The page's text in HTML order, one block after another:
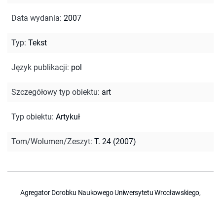
Data wydania: 2007
Typ: Tekst
Język publikacji: pol
Szczegółowy typ obiektu: art
Typ obiektu: Artykuł
Tom/Wolumen/Zeszyt: T. 24 (2007)
Agregator Dorobku Naukowego Uniwersytetu Wrocławskiego,